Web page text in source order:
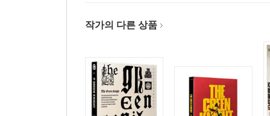
작가의 다른 상품